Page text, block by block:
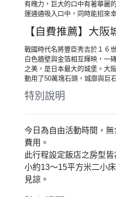
有魄力，巨大的口中有著華麗
運通通吸入口中，同時能招來
【自費推薦】大阪
戰國時代名將豐臣秀吉於１６
白色牆壁與金箔相互輝映，一
之美，是日本最大的城堡。大
動用了50萬塊石頭，城廓與巨
特別說明
今日為自由活動時間，
費用。
此行程設定飯店之房型
小約13～15平方米二小
見諒。